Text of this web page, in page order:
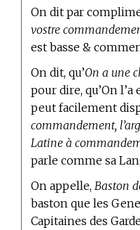
On dit par
vostre
est basse &
On dit, qu’On a une
pour dire, qu’On l’a
peut facilement
commandement,
Latine à
parle comme sa
On appelle, Baston
baston que les
Capitaines des